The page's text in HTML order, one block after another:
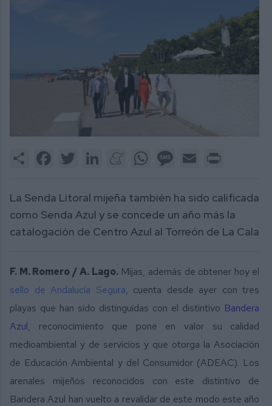
Share FacebookTwitter LinkedInMeneameWhatsAppMessage
Email
La Senda Litoral mijeña también ha sido calificada
como Senda Azul y se concede un año más la
catalogación de Centro Azul al Torreón de La Cala
F. M. Romero / A. Lago.Mijas, además de obtener hoy el
sello de Andalucía Segura, cuenta desde ayer con tres
playas que han sido distinguidas con el distintivo Bandera
Azul, reconocimiento que pone en valor su calidad
medioambiental y de servicios y que otorga la Asociación
de Educación Ambiental y del Consumidor (ADEAC). Los
arenales mijeños reconocidos con este distintivo de
Bandera Azul han vuelto a revalidar de este modo este año